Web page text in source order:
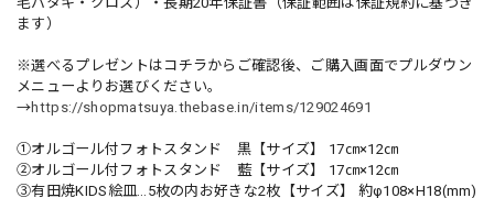
ます）
※選べるプレゼントはコチラからご確認後、ご購入画面でプルダウン
メニューよりお選びください。
→https://shopmatsuya.thebase.in/items/129024691
①オルゴール付フォトスタンド 黒【サイズ】 17㎝×12㎝
②オルゴール付フォトスタンド 藍【サイズ】 17㎝×12㎝
③有田焼KIDS絵皿…5枚の内お好きな2枚【サイズ】 約φ108×H18(mm)